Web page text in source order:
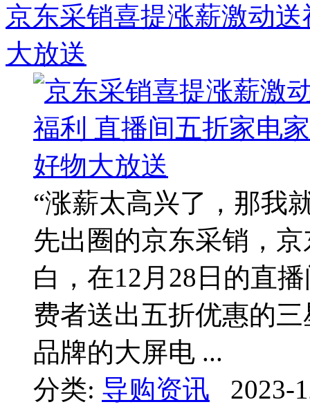
京东采销喜提涨薪激动
大放送
“涨薪太高兴了，那我
先出圈的京东采销，
白，在12月28日的直
费者送出五折优惠的
品牌的大屏电 ...
分类: 导购资讯
2023-